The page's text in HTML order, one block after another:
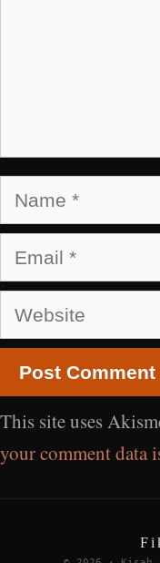
Name
Email
Website
This site uses
your comment data